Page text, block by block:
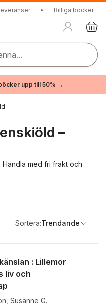
• Billiga böcker
upp till 50% →
–
med fri frakt och
Sortera:Trendande
: Lillemor
liv och
Susanne G.